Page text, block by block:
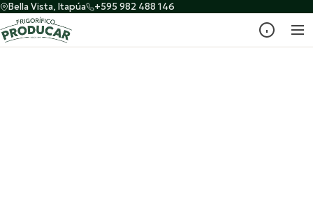
Bella Vista, Itapúa +595 982 488 146